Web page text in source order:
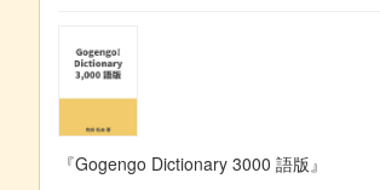
『Gogengo Dictionary 3000 語版』